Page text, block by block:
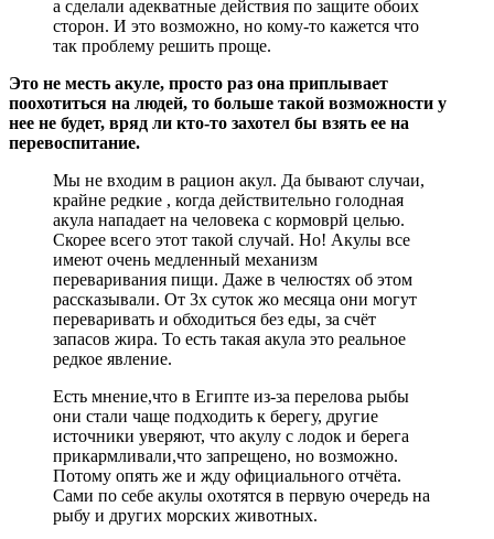
а сделали адекватные действия по защите обоих
сторон. И это возможно, но кому-то кажется что
так проблему решить проще.
Это не месть акуле, просто раз она приплывает
поохотиться на людей, то больше такой возможности у
нее не будет, вряд ли кто-то захотел бы взять ее на
перевоспитание.
Мы не входим в рацион акул. Да бывают случаи,
крайне редкие , когда действительно голодная
акула нападает на человека с кормоврй целью.
Скорее всего этот такой случай. Но! Акулы все
имеют очень медленный механизм
переваривания пищи. Даже в челюстях об этом
рассказывали. От 3х суток жо месяца они могут
переваривать и обходиться без еды, за счёт
запасов жира. То есть такая акула это реальное
редкое явление.
Есть мнение,что в Египте из-за перелова рыбы
они стали чаще подходить к берегу, другие
источники уверяют, что акулу с лодок и берега
прикармливали,что запрещено, но возможно.
Потому опять же и жду официального отчёта.
Сами по себе акулы охотятся в первую очередь на
рыбу и других морских животных.